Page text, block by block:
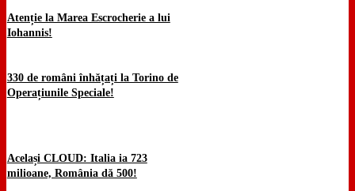
Atenție la Marea Escrocherie a lui
Iohannis!
330 de români înhățați la Torino de
Operațiunile Speciale!
Același CLOUD: Italia ia 723
milioane, România dă 500!